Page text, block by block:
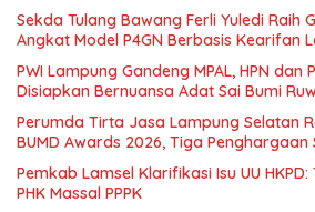
Sekda Tulang Bawang Ferli Yuledi Raih
Angkat Model P4GN Berbasis Kearifan
PWI Lampung Gandeng MPAL, HPN dan
Disiapkan Bernuansa Adat Sai Bumi
Perumda Tirta Jasa Lampung Selatan
BUMD Awards 2026, Tiga
Pemkab Lamsel Klarifikasi Isu UU
PHK Massal PPPK